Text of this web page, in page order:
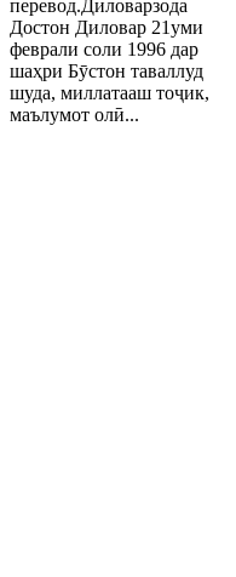
перевод.Диловарзода
Достон Диловар 21уми
феврали соли 1996 дар
шаҳри Бӯстон таваллуд
шуда, миллатааш тоҷик,
маълумот олӣ...